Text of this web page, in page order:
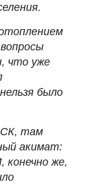
что уже
было
там
акимат:
конечно же,